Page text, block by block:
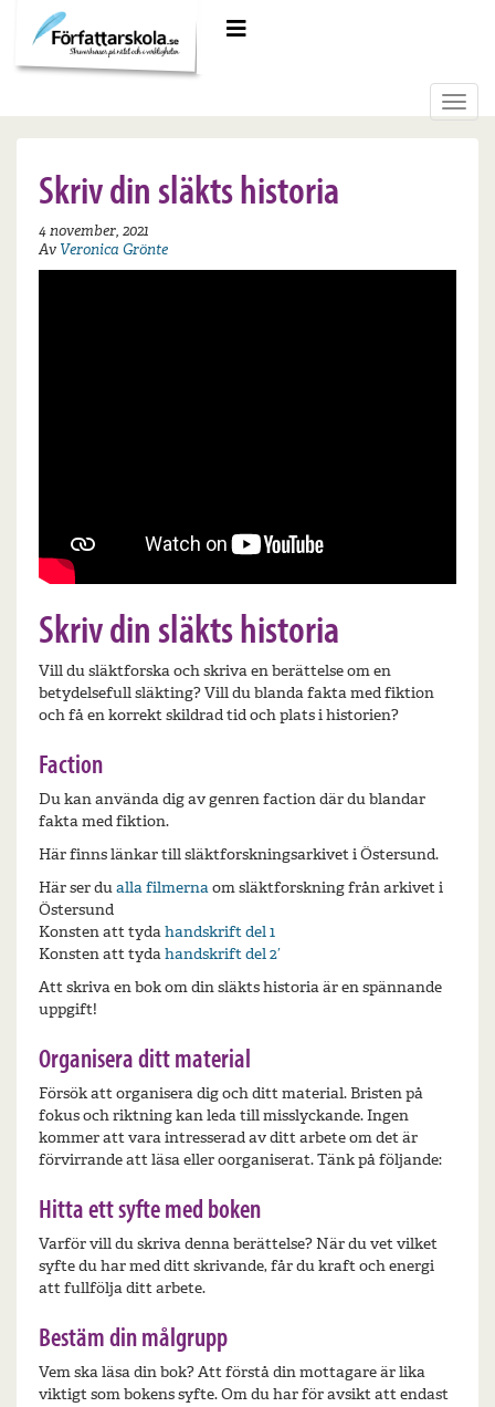
Skriv din släkts historia
4 november, 2021
Av Veronica Grönte
Skriv din släkts historia
Vill du släktforska och skriva en berättelse om en
betydelsefull släkting? Vill du blanda fakta med fiktion
och få en korrekt skildrad tid och plats i historien?
Faction
Du kan använda dig av genren faction där du blandar
fakta med fiktion.
Här finns länkar till släktforskningsarkivet i Östersund.
Här ser dualla filmernaom släktforskning från arkivet i
Östersund
Konsten att tydahandskrift del 1
Konsten att tydahandskrift del 2′
Att skriva en bok om din släkts historia är en spännande
uppgift!
Organisera ditt material
Försök att organisera dig och ditt material. Bristen på
fokus och riktning kan leda till misslyckande. Ingen
kommer att vara intresserad av ditt arbete om det är
förvirrande att läsa eller oorganiserat. Tänk på följande:
Hitta ett syfte med boken
Varför vill du skriva denna berättelse? När du vet vilket
syfte du har med ditt skrivande, får du kraft och energi
att fullfölja ditt arbete.
Bestäm din målgrupp
Vem ska läsa din bok? Att förstå din mottagare är lika
viktigt som bokens syfte. Om du har för avsikt att endast